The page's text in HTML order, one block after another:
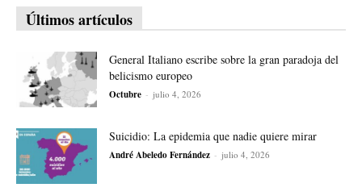
Últimos artículos
General Italiano escribe sobre la gran paradoja del
belicismo europeo
Octubre - julio 4, 2026
Suicidio: La epidemia que nadie quiere mirar
André Abeledo Fernández - julio 4, 2026